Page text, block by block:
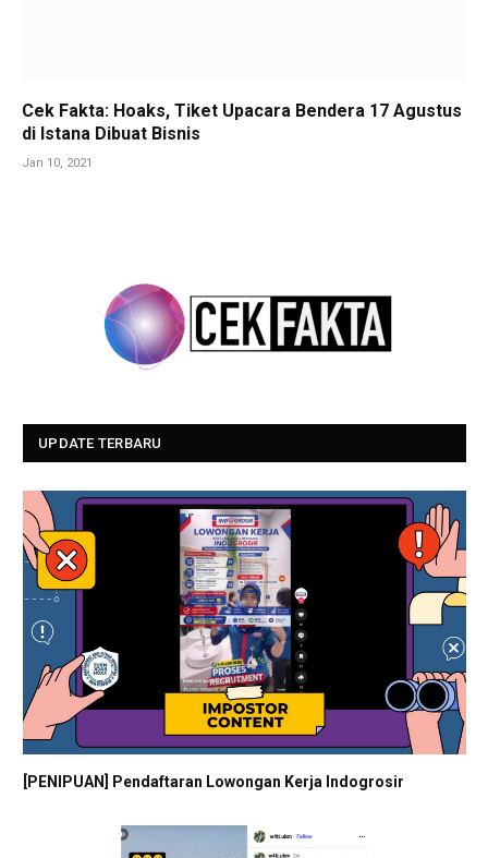
Cek Fakta: Hoaks, Tiket Upacara Bendera 17 Agustus
di Istana Dibuat Bisnis
Jan 10, 2021
UPDATE TERBARU
[PENIPUAN] Pendaftaran Lowongan Kerja Indogrosir